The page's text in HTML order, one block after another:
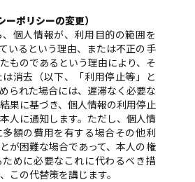
ポリシーの変更）
個人情報が、利用目的の範囲を
いるという理由、または不正の手
ものであるという理由により、そ
消去（以下、「利用停止等」と
られた場合には、遅滞なく必要な
果に基づき、個人情報の利用停止
人に通知します。ただし、個人情
額の費用を有する場合その他利
が困難な場合であって、本人の権
めに必要なこれに代わるべき措
この代替策を講じます。